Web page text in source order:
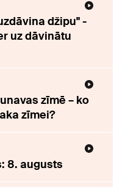
džipu" -
uz dāvinātu
zīmē – ko
zīmei?
8. augusts